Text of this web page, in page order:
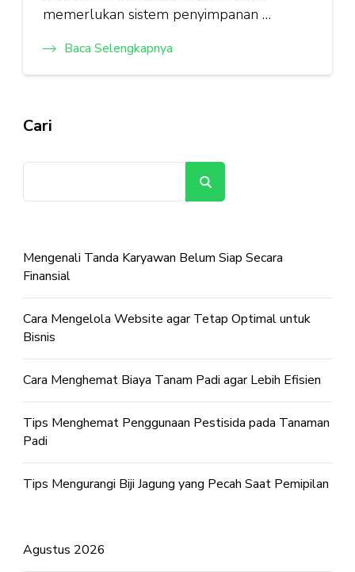
memerlukan sistem penyimpanan …
Baca Selengkapnya
Cari
Mengenali Tanda Karyawan Belum Siap Secara
Finansial
Cara Mengelola Website agar Tetap Optimal untuk
Bisnis
Cara Menghemat Biaya Tanam Padi agar Lebih Efisien
Tips Menghemat Penggunaan Pestisida pada Tanaman
Padi
Tips Mengurangi Biji Jagung yang Pecah Saat Pemipilan
Agustus 2026